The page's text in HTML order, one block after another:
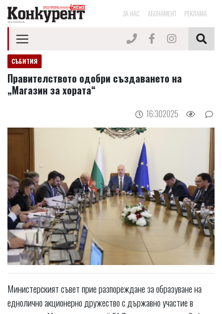
ЗА НАС АБОНАМЕНТ РЕКЛАМА
СЪБИТИЯ
Правителството одобри създаването на
„Магазин за хората“
16:302025
Министерският съвет прие разпореждане за образуване на
еднолично акционерно дружество с държавно участие в